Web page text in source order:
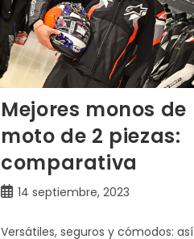
Mejores monos de
moto de 2 piezas:
comparativa
Publicación
la
14 septiembre, 2023
Versátiles, seguros y cómodos: así